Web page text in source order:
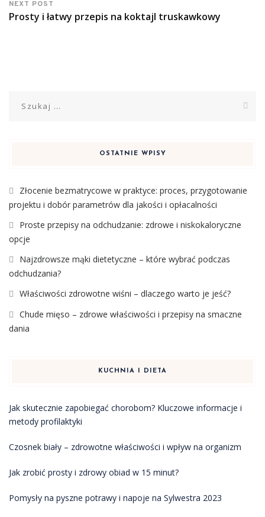
NEXT POST
Prosty i łatwy przepis na koktajl truskawkowy
OSTATNIE WPISY
Złocenie bezmatrycowe w praktyce: proces, przygotowanie
projektu i dobór parametrów dla jakości i opłacalności
Proste przepisy na odchudzanie: zdrowe i niskokaloryczne
opcje
Najzdrowsze mąki dietetyczne – które wybrać podczas
odchudzania?
Właściwości zdrowotne wiśni – dlaczego warto je jeść?
Chude mięso – zdrowe właściwości i przepisy na smaczne
dania
KUCHNIA I DIETA
Jak skutecznie zapobiegać chorobom? Kluczowe informacje i
metody profilaktyki
Czosnek biały – zdrowotne właściwości i wpływ na organizm
Jak zrobić prosty i zdrowy obiad w 15 minut?
Pomysły na pyszne potrawy i napoje na Sylwestra 2023